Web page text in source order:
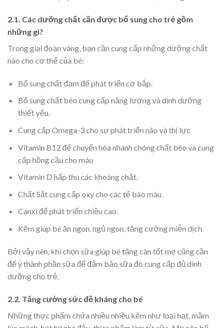
2.1. Các dưỡng chất cần được bổ sung cho trẻ gồm
những gì?
Trong giai đoạn vàng, bạn cần cung cấp những dưỡng chất
nào cho cơ thể của bé:
Bổ sung chất đạm để phát triển cơ bắp.
Bổ sung chất béo cung cấp năng lượng và dinh dưỡng
thiết yếu.
Cung cấp Omega-3 cho sự phát triển não và thị lực
Vitamin B12 để chuyển hóa nhanh chóng chất béo và cung
cấp hồng cầu cho máu
Vitamin D hấp thu các khoáng chất.
Chất Sắt cung cấp oxy cho các tế bào máu.
Canxi để phát triển chiều cao.
Kẽm giúp bé ăn ngon, ngủ ngon, tăng cường miễn dịch.
Bởi vậy nên, khi chọn sữa giúp bé tăng cân tốt mẹ cũng cần
để ý thành phần sữa để đảm bảo sữa đó cung cấp đủ dinh
dưỡng cho trẻ.
2.2. Tăng cường sức đề kháng cho bé
Những thực phẩm chứa nhiều nhiều kẽm như loại hạt, mầm